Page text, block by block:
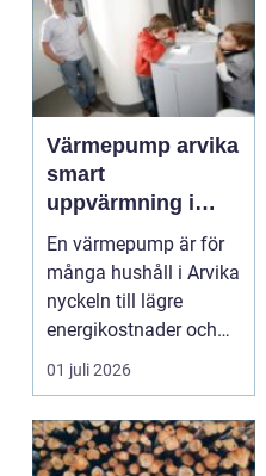
Värmepump arvika
smart
uppvärmning i
värmländskt klimat
En värmepump är för
många hushåll i Arvika
nyckeln till lägre
energikostnader och
ett jämnare inomhu...
01 juli 2026